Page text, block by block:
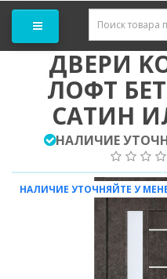
ДВЕРИ
ЛОФТ
САТИН
НАЛИЧИЕ
НАЛИЧИЕ УТОЧНЯЙТЕ У